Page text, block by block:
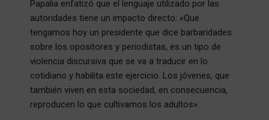
Papalia enfatizó que el lenguaje utilizado por las
autoridades tiene un impacto directo: «Que
tengamos hoy un presidente que dice barbaridades
sobre los opositores y periodistas, es un tipo de
violencia discursiva que se va a traducir en lo
cotidiano y habilita este ejercicio. Los jóvenes, que
también viven en esta sociedad, en consecuencia,
reproducen lo que cultivamos los adultos».